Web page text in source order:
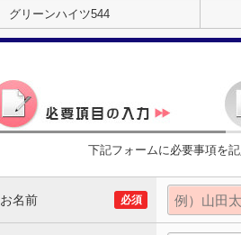
グリーンハイツ544
下記フォームに必要事項を
お名前 必須